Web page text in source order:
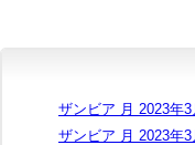
ザンビア 月 2023年3
ザンビア 月 2023年3